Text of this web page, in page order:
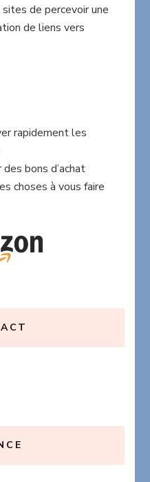
de percevoir une
de liens vers
rapidement les
bons d’achat
choses à vous faire